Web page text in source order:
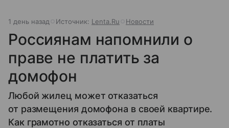
1 день назад Источник: Lenta.Ru Новости
Россиянам напомнили о
праве не платить за
домофон
Любой жилец может отказаться
от размещения домофона в своей квартире.
Как грамотно отказаться от платы